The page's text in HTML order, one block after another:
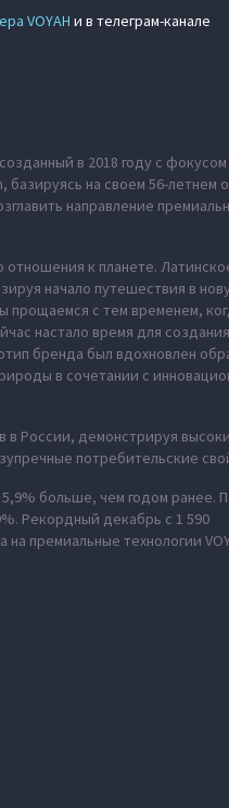
VOYAH и в телеграм-канале
в 2018 году с фокусом
на своем 56-летнем
направление
отношения к планете.
начало путешествия в
прощаемся с тем временем,
настало время для
бренда был вдохновлен
в сочетании с
в России, демонстрируя
потребительские
больше, чем годом ранее.
Рекордный декабрь с 1 590
премиальные технологии